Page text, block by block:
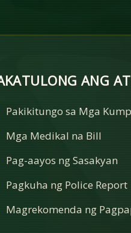
ANG
Pakikitungo sa Mga
Mga Medikal na Bill
Pag-aayos ng Sasakyan
Pagkuha ng Police Report
Magrekomenda ng